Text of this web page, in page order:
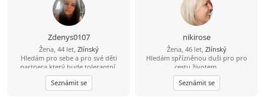
Zdenys0107
Žena, 44 let, Zlínský
Hledám pro sebe a pro své děti
partnera,který bude tolerantní,
veselý,pohodový ,a který nás bude
mít rad...
Seznámit se
nikirose
Žena, 46 let, Zlínský
Hledám spřízněnou duši pro pro
cestu životem.
Seznámit se